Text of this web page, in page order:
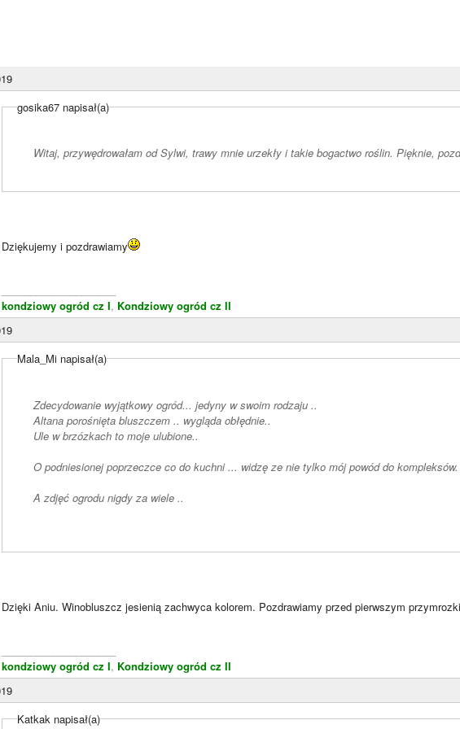
gosika67 napisał(a)
Witaj, przywędrowałam od Sylwi, trawy mnie urzekły i takie bogactwo roślin. Pięknie,
Dziękujemy i pozdrawiamy
kondziowy ogród cz I, Kondziowy ogród cz II
Mala_Mi napisał(a)
Zdecydowanie wyjątkowy ogród... jedyny w swoim rodzaju ..
Altana porośnięta bluszczem .. wygląda obłędnie..
Ule w brzózkach to moje ulubione..
O podniesionej poprzeczce co do kuchni ... widzę ze nie tylko mój powód do
A zdjęć ogrodu nigdy za wiele ..
Dzięki Aniu. Winobluszcz jesienią zachwyca kolorem. Pozdrawiamy przed pierwszym
kondziowy ogród cz I, Kondziowy ogród cz II
Katkak napisał(a)